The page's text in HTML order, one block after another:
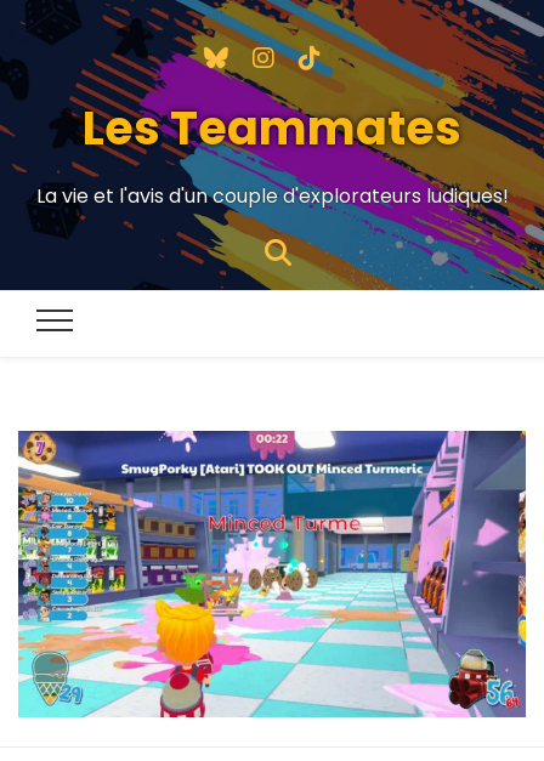
Les Teammates
La vie et l'avis d'un couple d'explorateurs ludiques!